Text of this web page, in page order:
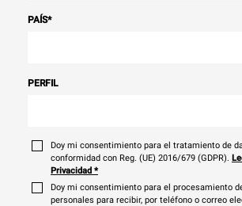
PAÍS*
PERFIL
Doy mi consentimiento para el tratamiento de
conformidad con Reg. (UE) 2016/679 (GDPR).
Privacidad *
Doy mi consentimiento para el procesamiento
personales para recibir, por teléfono o correo